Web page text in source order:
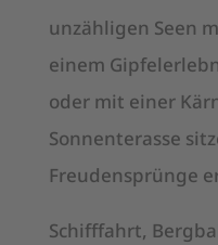
unzähligen Seen
einem
oder mit einer
Sonnenterasse
Freudensprünge
Schifffahrt,